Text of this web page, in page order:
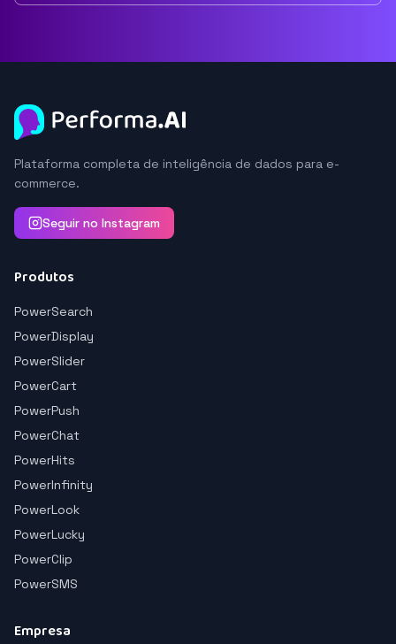
Plataforma completa de inteligência de dados para e-
commerce.
Seguir no Instagram
Produtos
PowerSearch
PowerDisplay
PowerSlider
PowerCart
PowerPush
PowerChat
PowerHits
PowerInfinity
PowerLook
PowerLucky
PowerClip
PowerSMS
Empresa